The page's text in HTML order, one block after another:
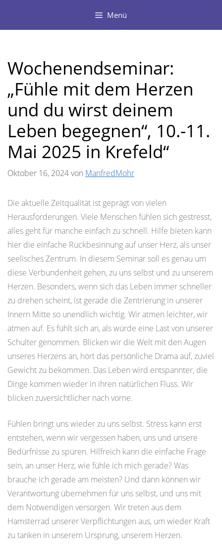
Menü
Wochenendseminar:
„Fühle mit dem Herzen
und du wirst deinem
Leben begegnen“, 10.-11.
Mai 2025 in Krefeld“
Oktober 16, 2024von ManfredMohr
Die aktuelle Zeitqualität ist geprägt von vielen
Herausforderungen. Viele Menschen fühlen sich gestresst,
alles geht für manche einfach zu schnell. Hilfe bieten kann
hier die einfache Rückbesinnung auf unser Herz, als unser
seelisches Zentrum. In diesem Seminar soll es genau um
diese Verbundenheit gehen, zu uns selbst und zu unserem
Herzen. Besonders, wenn sich das Leben immer schneller
zu drehen scheint, ist gerade die Zentrierung in unserer
Innern Mitte so unendlich wichtig. Wir atmen leichter, wir
atmen auf. Es fühlt sich an, als würde eine Last von unserer
Schulter genommen. Blicken wir die Welt mit den Augen
unseres Herzens an, hört das persönliche Drama auf, zuviel
Gewicht zu bekommen. Das Leben wird entspannter, die
Dinge kommen wieder in ihren natürlichen Fluss. Wir
blicken zuversichtlicher nach vorne.
Fühlen bringt uns wieder zu uns selbst. Stress kann erst
entstehen, wenn wir vergessen haben, uns und unsere
Bedürfnisse zu spüren. Hilfreich kann die einfache Frage
sein, an unser Herz, wie fühle ich mich gerade? Was
brauche ich gerade am meisten? Und dann können wir
Verantwortung übernehmen für uns selbst, und uns mit
dem Notwendigen versorgen. Wir treten aus dem
Hamsterrad unserer Verpflichtungen aus, um wieder Kraft
zu tanken in unserem Ursprung, unserem Herzen.